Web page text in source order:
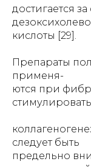
достигается
кислоты [29].
Препараты
применя-
ются при
стимулировать
следует быть
предельно